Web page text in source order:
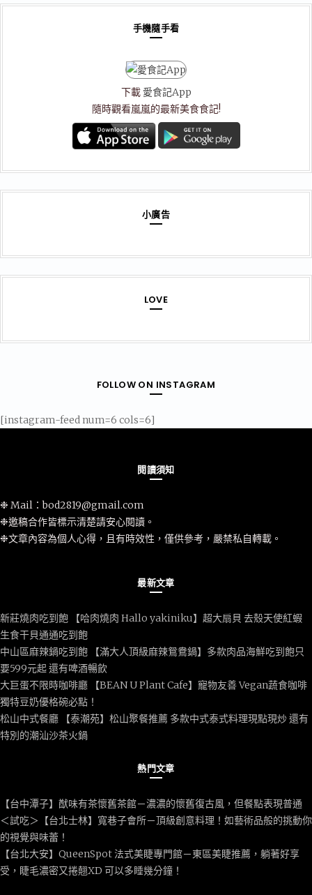
手機隨手看
下載 愛食記App
隨時觀看嵐嵐的最新美食食記!
小廣告
LOVE
FOLLOW ON INSTAGRAM
[instagram-feed num=6 cols=6]
閱讀須知
❉ Mail：bod2819@gmail.com
❉邀稿合作皆標示清楚請安心閱讀。
❉文章內容為個人心得，且有時效性，僅供參考，嚴禁私自轉載。
最新文章
新莊燒肉吃到飽 【哈肉燒肉 Hallo yakiniku】超大扇貝 去殼天使紅蝦
生食干貝通通吃到飽
中山區麻辣鍋吃到飽 【滿大人頂級麻辣鴛鴦鍋】多款肉品海鮮吃到飽只
要599元起 還有啤酒暢飲
大巨蛋不限時咖啡廳 【BEAN U Plant Cafe】寵物友善 Vegan蔬食咖啡
獨特豆奶優格碗必點！
松山中式餐廳 【泰潮苑】松山聚餐推薦 多款中式泰式料理現點現炒 還有
特別的潮汕沙茶火鍋
熱門文章
【台中潭子】猷味有茶懷舊茶館－濃濃的懷舊復古風，但餐點表現普通
＜試吃＞【台北士林】寬巷子會所－頂級創意料理！如藝術品般的挑動你
的視覺與味蕾！
【台北大安】QueenSpot 法式美睫專門館－東區美睫推薦，躺著好享
受，睫毛濃密又捲翹XD 可以多睡幾分鐘！